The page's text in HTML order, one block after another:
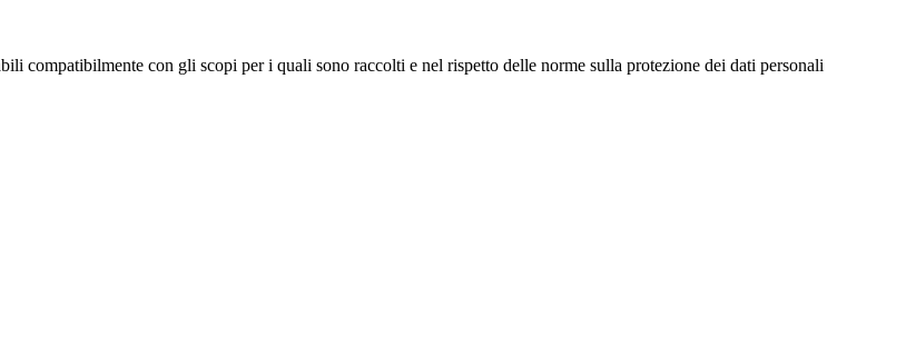
compatibilmente con gli scopi per i quali sono raccolti e nel rispetto delle norme sulla protezione dei dati personali